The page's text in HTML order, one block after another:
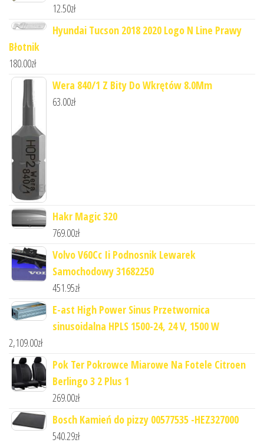
12.50zł
Hyundai Tucson 2018 2020 Logo N Line Prawy
Błotnik
180.00zł
Wera 840/1 Z Bity Do Wkrętów 8.0Mm
63.00zł
Hakr Magic 320
769.00zł
Volvo V60Cc Ii Podnosnik Lewarek
Samochodowy 31682250
451.95zł
E-ast High Power Sinus Przetwornica
sinusoidalna HPLS 1500-24, 24 V, 1500 W
2,109.00zł
Pok Ter Pokrowce Miarowe Na Fotele Citroen
Berlingo 3 2 Plus 1
269.00zł
Bosch Kamień do pizzy 00577535 -HEZ327000
540.29zł